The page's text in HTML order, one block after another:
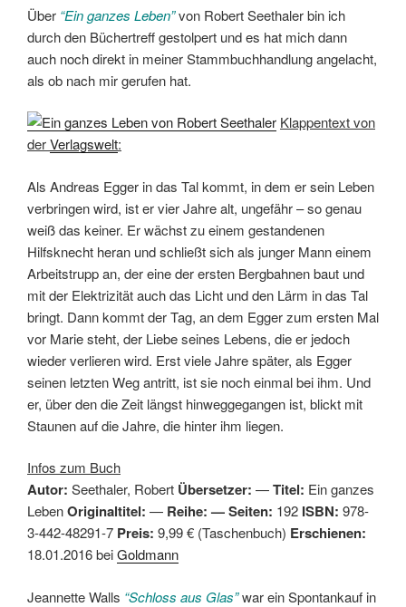
Über “Ein ganzes Leben”von Robert Seethaler bin ich
durch den Büchertreff gestolpert und es hat mich dann
auch noch direkt in meiner Stammbuchhandlung angelacht,
als ob nach mir gerufen hat.
Klappentext von
derVerlagswelt:
Als Andreas Egger in das Tal kommt, in dem er sein Leben
verbringen wird, ist er vier Jahre alt, ungefähr – so genau
weiß das keiner. Er wächst zu einem gestandenen
Hilfsknecht heran und schließt sich als junger Mann einem
Arbeitstrupp an, der eine der ersten Bergbahnen baut und
mit der Elektrizität auch das Licht und den Lärm in das Tal
bringt. Dann kommt der Tag, an dem Egger zum ersten Mal
vor Marie steht, der Liebe seines Lebens, die er jedoch
wieder verlieren wird. Erst viele Jahre später, als Egger
seinen letzten Weg antritt, ist sie noch einmal bei ihm. Und
er, über den die Zeit längst hinweggegangen ist, blickt mit
Staunen auf die Jahre, die hinter ihm liegen.
Infos zum Buch
Autor: Seethaler, Robert Übersetzer: —Titel: Ein ganzes
LebenOriginaltitel: — Reihe: — Seiten: 192 ISBN: 978-
3-442-48291-7 Preis: 9,99 € (Taschenbuch) Erschienen:
18.01.2016 beiGoldmann
Jeannette Walls “Schloss aus Glas”war ein Spontankauf in